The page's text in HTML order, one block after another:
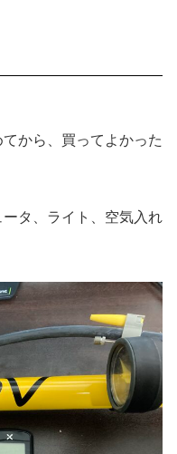
から、買ってよかった
タ、ライト、空気入れ